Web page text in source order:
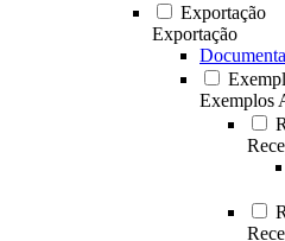
Exportação
Exportação
Exemplos